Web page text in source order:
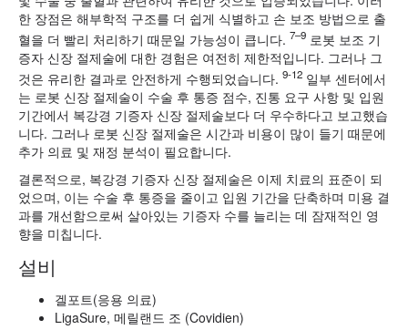
한 장점은 해부학적 구조를 더 쉽게 식별하고 손 보조 방법으로 출
혈을 더 빨리 처리하기 때문일 가능성이 큽니다. 7–9 로봇 보조 기
증자 신장 절제술에 대한 경험은 여전히 제한적입니다. 그러나 그
것은 유리한 결과로 안전하게 수행되었습니다. 9-12 일부 센터에서
는 로봇 신장 절제술이 수술 후 통증 점수, 진통 요구 사항 및 입원
기간에서 복강경 기증자 신장 절제술보다 더 우수하다고 보고했습
니다. 그러나 로봇 신장 절제술은 시간과 비용이 많이 들기 때문에
추가 의료 및 재정 분석이 필요합니다.
결론적으로, 복강경 기증자 신장 절제술은 이제 치료의 표준이 되
었으며, 이는 수술 후 통증을 줄이고 입원 기간을 단축하며 미용 결
과를 개선함으로써 살아있는 기증자 수를 늘리는 데 잠재적인 영
향을 미칩니다.
설비
겔포트(응용 의료)
LigaSure, 메릴랜드 조 (Covidien)